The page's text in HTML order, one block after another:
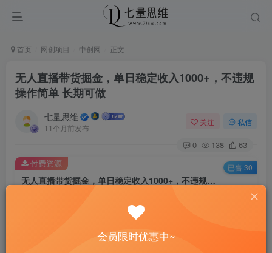
首页 网创项目 中创网 正文
无人直播带货掘金，单日稳定收入1000+，不违规
操作简单 长期可做
七量思维
11个月前发布
关注 私信
0 138 63
无人直播带货掘金，单日稳定收入1000+，不违规操作简单 长期可做
8.8
免费
付费资源 已售 30
会员限时优惠中~